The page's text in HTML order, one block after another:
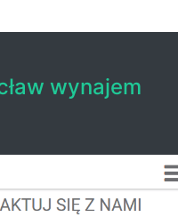
wynajem